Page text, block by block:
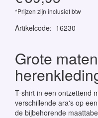
*Prijzen zijn inclusief btw
Artikelcode: 16230
Grote
T-shirt in een ontzettend
verschillende ara's op
de bijbehorende